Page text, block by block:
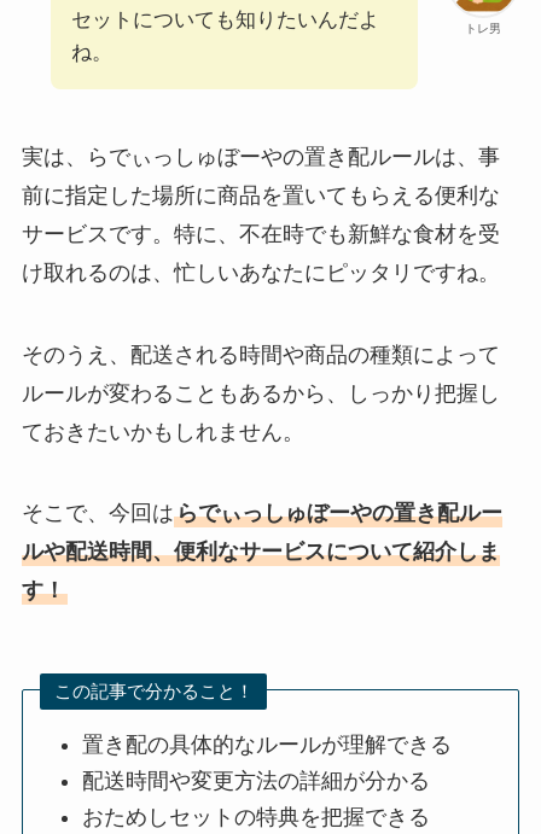
トレ男
セットについても知りたいんだよ
ね。
実は、らでぃっしゅぼーやの置き配ルールは、事
前に指定した場所に商品を置いてもらえる便利な
サービスです。特に、不在時でも新鮮な食材を受
け取れるのは、忙しいあなたにピッタリですね。
そのうえ、配送される時間や商品の種類によって
ルールが変わることもあるから、しっかり把握し
ておきたいかもしれません。
そこで、今回はらでぃっしゅぼーやの置き配ルー
ルや配送時間、便利なサービスについて紹介しま
す！
この記事で分かること！
置き配の具体的なルールが理解できる
配送時間や変更方法の詳細が分かる
おためしセットの特典を把握できる